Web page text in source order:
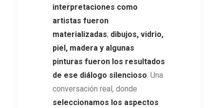
interpretaciones como
artistas fueron
materializadas; dibujos, vidrio,
piel, madera y algunas
pinturas fueron los resultados
de ese diálogo silencioso. Una
conversación real, donde
seleccionamos los aspectos